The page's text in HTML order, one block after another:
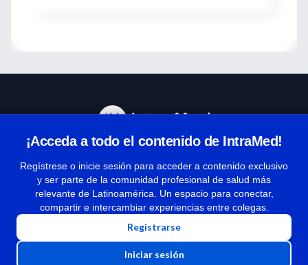
¡Acceda a todo el contenido de IntraMed!
Regístrese o inicie sesión para acceder a contenido exclusivo
y ser parte de la comunidad profesional de salud más
relevante de Latinoamérica. Un espacio para conectar,
compartir e intercambiar experiencias entre colegas.
Registrarse
Iniciar sesión
Términos y condiciones
| Políticas de privacidad
| Todos los derechos reservados | Copyright 1997-2026